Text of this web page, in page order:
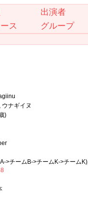
出演者
ス
グループ
ウナギイヌ
)
>チームB->チームK->チームK),